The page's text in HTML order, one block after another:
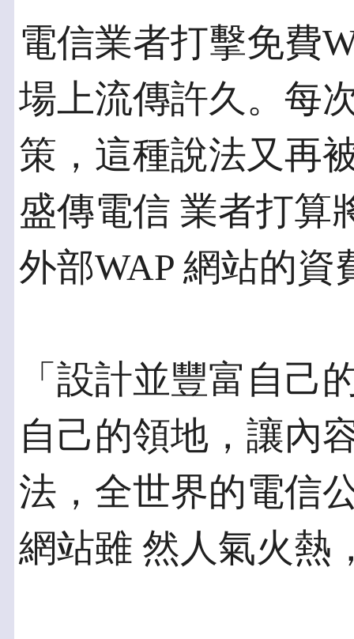
電信業者打擊免費
場上流傳許久。每
策，這種說法又再
盛傳電信 業者打算
外部WAP 網站的
「設計並豐富自己
自己的領地，讓內
法，全世界的電信
網站雖 然人氣火熱